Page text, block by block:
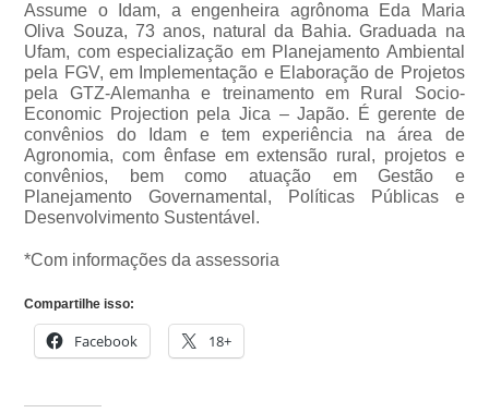
Assume o Idam, a engenheira agrônoma Eda Maria
Oliva Souza, 73 anos, natural da Bahia. Graduada na
Ufam, com especialização em Planejamento Ambiental
pela FGV, em Implementação e Elaboração de Projetos
pela GTZ-Alemanha e treinamento em Rural Socio-
Economic Projection pela Jica – Japão. É gerente de
convênios do Idam e tem experiência na área de
Agronomia, com ênfase em extensão rural, projetos e
convênios, bem como atuação em Gestão e
Planejamento Governamental, Políticas Públicas e
Desenvolvimento Sustentável.
*Com informações da assessoria
Compartilhe isso:
Facebook 18+